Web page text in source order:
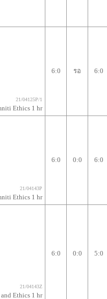
21/04125P/1
6:0 รอ 6:0
21/04143P
6:0 0:0 6:0
21/04143Z
6:0 0:0 5:0